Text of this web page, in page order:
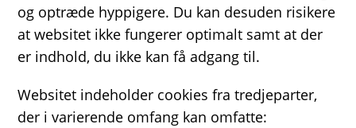
og optræde hyppigere. Du kan desuden risikere
at websitet ikke fungerer optimalt samt at der
er indhold, du ikke kan få adgang til.
Websitet indeholder cookies fra tredjeparter,
der i varierende omfang kan omfatte: